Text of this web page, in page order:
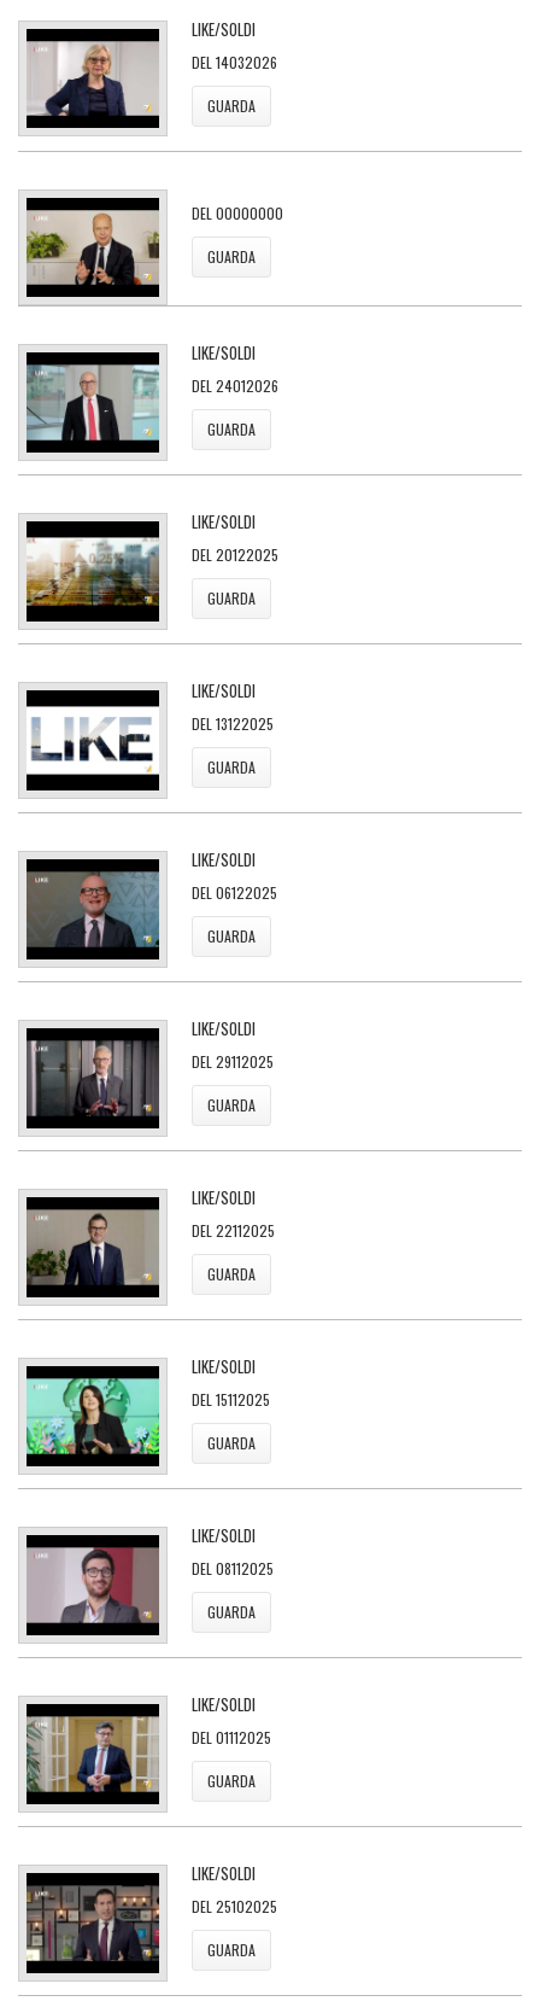
LIKE/SOLDI
DEL 14032026
GUARDA
DEL 00000000
GUARDA
LIKE/SOLDI
DEL 24012026
GUARDA
LIKE/SOLDI
DEL 20122025
GUARDA
LIKE/SOLDI
DEL 13122025
GUARDA
LIKE/SOLDI
DEL 06122025
GUARDA
LIKE/SOLDI
DEL 29112025
GUARDA
LIKE/SOLDI
DEL 22112025
GUARDA
LIKE/SOLDI
DEL 15112025
GUARDA
LIKE/SOLDI
DEL 08112025
GUARDA
LIKE/SOLDI
DEL 01112025
GUARDA
LIKE/SOLDI
DEL 25102025
GUARDA